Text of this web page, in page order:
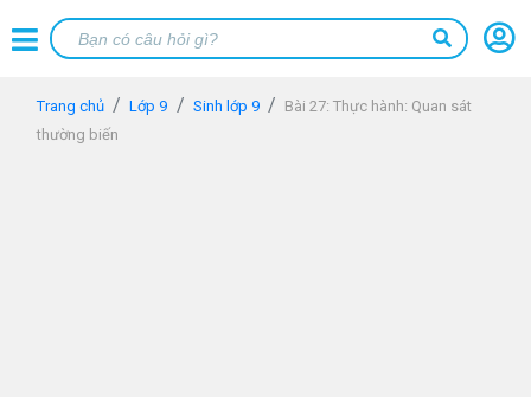
Trang chủ Lớp 9 Sinh lớp 9
Bài 27: Thực hành: Quan sát
thường biến